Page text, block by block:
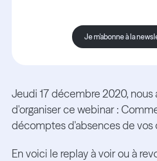
Je
Je m'abonne à la
Jeudi 17 décembre 2020, nous
d'organiser ce webinar :
décomptes d'absences de vos
En voici le replay à voir ou à